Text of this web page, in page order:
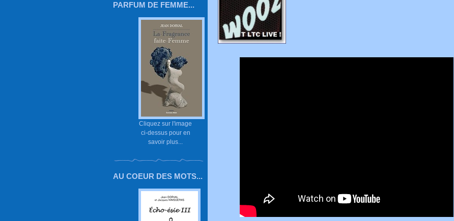
PARFUM DE FEMME...
Cliquez sur l'image
ci-dessus pour en
savoir plus...
AU COEUR DES MOTS...